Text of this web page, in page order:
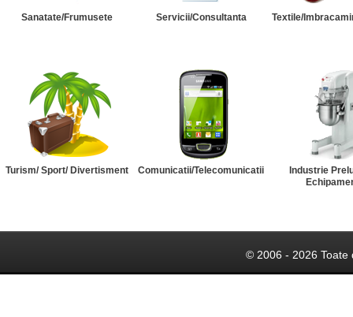
Sanatate/Frumusete Servicii/Consultanta Textile/
Turism/ Sport/ Divertisment Comunicatii/Telecomunicatii
Industrie
© 2006 - 2026